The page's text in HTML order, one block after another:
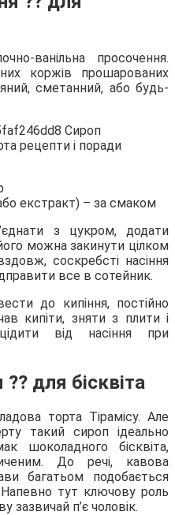
ванільна просочення.
коржів прошарованих
сметанний, або будь-
екстракт) – за смаком
з цукром, додати
можна закинути цілком
соскребсті насіння
все в сотейник.
до кипіння, постійно
кипіти, зняти з плити і
від насіння при
⁇ для бісквіта
торта Тірамісу. Але
такий сироп ідеально
шоколадного бісквіта,
До речі, кавова
багатьом подобається
тут ключову роль
зазвичай п’є чоловік.